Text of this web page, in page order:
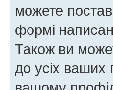
можете
формі
Також ви
до усіх ваших